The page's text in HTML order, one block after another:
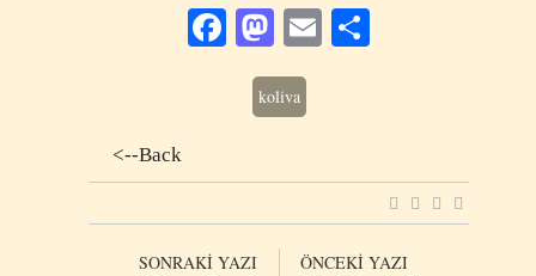
Facebook
Mastodon
Email
koliva
<--Back
SONRAKİ YAZI ÖNCEKİ YAZI